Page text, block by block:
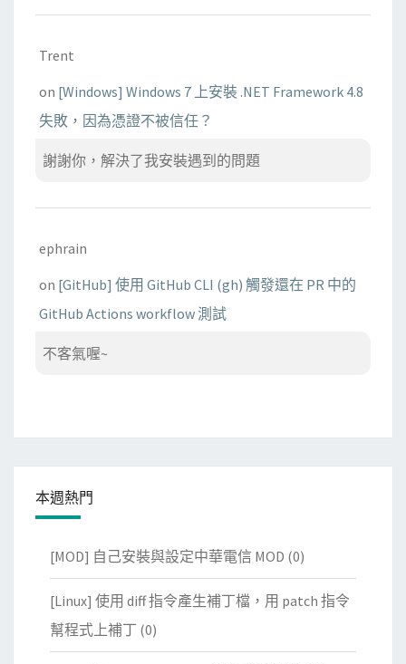
Trent
on [Windows] Windows 7 上安裝 .NET Framework 4.8
失敗，因為憑證不被信任？
謝謝你，解決了我安裝遇到的問題
ephrain
on [GitHub] 使用 GitHub CLI (gh) 觸發還在 PR 中的
GitHub Actions workflow 測試
不客氣喔~
本週熱門
[MOD] 自己安裝與設定中華電信 MOD (0)
[Linux] 使用 diff 指令產生補丁檔，用 patch 指令
幫程式上補丁 (0)